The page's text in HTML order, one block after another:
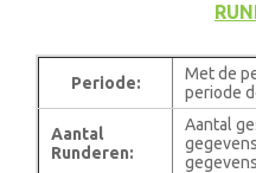
Periode:
Met de
periode
Aantal
Runderen:
Aantal